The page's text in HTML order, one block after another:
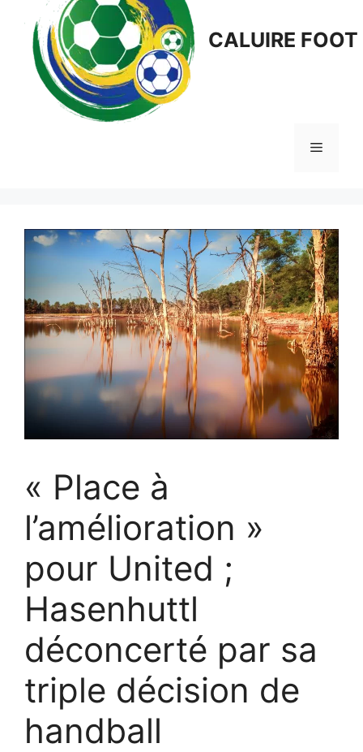
CALUIRE FOOT
Menu
« Place à
l’amélioration »
pour United ;
Hasenhuttl
déconcerté par sa
triple décision de
handball